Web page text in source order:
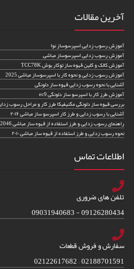
آخرین مقالات
آموزش رسوب زدایی اسپرسوساز نوا
آموزش رسوب زدایی اسپرسوساز مباشی
آموزش کالک و کلین قهوه ساز توکار بوش TCC78K
آموزش رسوب زدایی و نحوه کار با اسپرسوساز مباشی 2025
آشنایی با نحوه رسوب زدایی قهوه ساز دلونگی
آموزش طرز کار با اسپرسو ساز دلونگی ec9
بررسی قهوه ساز دلونگی مگنیفیکا طرز کار و مراحل رسوب
آشنایی با رسوب زدایی و طرز کار اسپرسو ساز مباشی ۲۰۱۶
راهنمای رسوب زدایی و طرز استفاده از قهوه ساز مباشی 2046
نحوه رسوب زدایی و طرز استفاده از قهوه ساز مباشی ۲۰۱۰
اطلاعات تماس
تلفن های ضروری
09126280434 - 09031940683
سفارش و فروش قطعات
02188701591 – 02122617682